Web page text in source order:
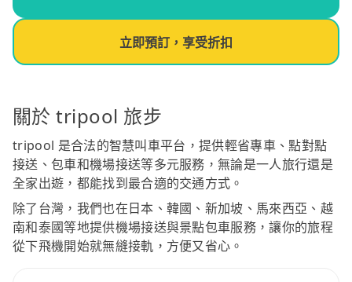
立即預訂，享受折扣
關於 tripool 旅步
tripool 是合法的智慧叫車平台，提供輕省專車、點對點
接送、包車和機場接送等多元服務，無論是一人旅行還是
全家出遊，都能找到最合適的交通方式。
除了台灣，我們也在日本、韓國、新加坡、馬來西亞、越
南和泰國等地提供機場接送與景點包車服務，讓你的旅程
從下飛機開始就無縫接軌，方便又省心。